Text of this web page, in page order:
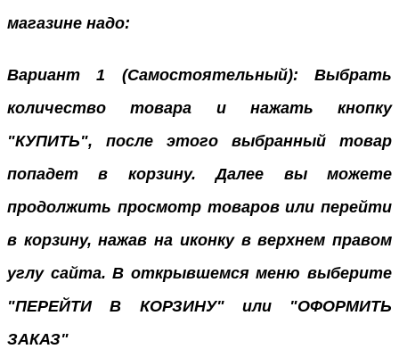
магазине надо:
Вариант 1 (Самостоятельный): Выбрать
количество товара и нажать кнопку
"КУПИТЬ", после этого выбранный товар
попадет в корзину. Далее вы можете
продолжить просмотр товаров или перейти
в корзину, нажав на иконку в верхнем правом
углу сайта. В открывшемся меню выберите
"ПЕРЕЙТИ В КОРЗИНУ" или "ОФОРМИТЬ
ЗАКАЗ"